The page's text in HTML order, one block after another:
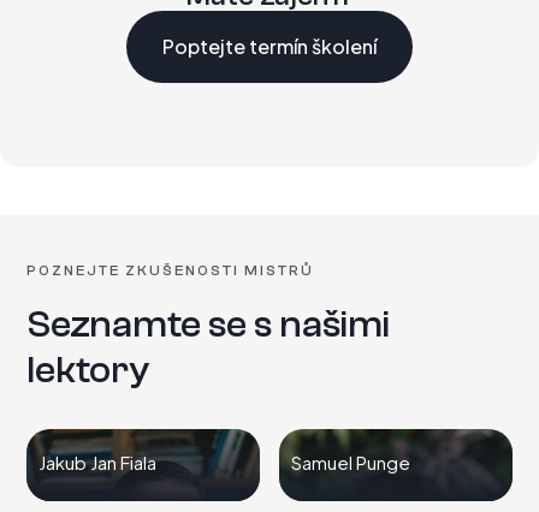
Poptejte termín školení
POZNEJTE ZKUŠENOSTI MISTRŮ
Seznamte se s našimi
lektory
Jakub Jan Fiala Samuel Punge